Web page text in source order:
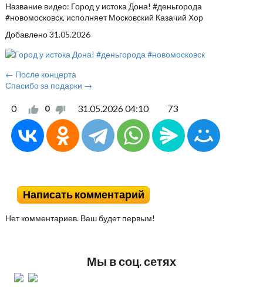
Название видео: Город у истока Дона! #деньгорода
#новомосковск, исполняет Московский Казачий Хор
Добавлено31.05.2026
← После концерта
Спасибо за подарки →
0 0 31.05.202604:10 73
Написать комментарий
Нет комментариев. Ваш будет первым!
Мы в соц. сетях